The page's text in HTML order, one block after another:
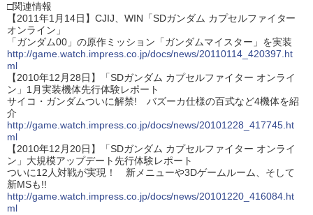
□関連情報
【2011年1月14日】CJIJ、WIN「SDガンダム カプセルファイター
オンライン」
「ガンダム00」の原作ミッション「ガンダムマイスター」を実装
http://game.watch.impress.co.jp/docs/news/20110114_420397.ht
ml
【2010年12月28日】「SDガンダム カプセルファイター オンライ
ン」1月実装機体先行体験レポート
サイコ・ガンダムついに解禁! バズーカ仕様の百式など4機体を紹
介
http://game.watch.impress.co.jp/docs/news/20101228_417745.ht
ml
【2010年12月20日】「SDガンダム カプセルファイター オンライ
ン」大規模アップデート先行体験レポート
ついに12人対戦が実現！ 新メニューや3Dゲームルーム、そして
新MSも!!
http://game.watch.impress.co.jp/docs/news/20101220_416084.ht
ml